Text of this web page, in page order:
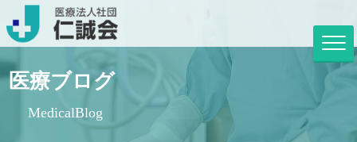
医療ブログ
MedicalBlog